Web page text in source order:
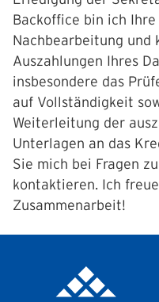
Backoffice bin ich
Nachbearbeitung und
Auszahlungen Ihres
insbesondere das
auf Vollständigkeit
Weiterleitung der
Unterlagen an das
Sie mich bei Fragen
kontaktieren. Ich
Zusammenarbeit!